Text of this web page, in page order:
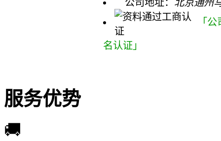
公司地址： 北京通州
「
名认证」
服务优势
🚚